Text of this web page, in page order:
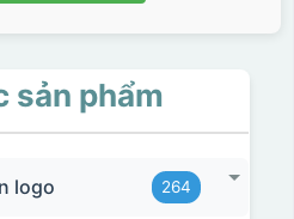
sản phẩm
logo 264